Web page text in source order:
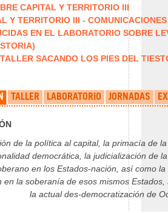
CAPITAL Y TERRITORIO III
Y TERRITORIO III - COMUNICACIONES
EN EL LABORATORIO SOBRE
SACANDO LOS PIES DEL
TALLER LABORATORIO JORNADAS
de la política al capital, la primacía de
democrática, la judicialización de
en los Estados-nación, así como
en la soberanía de esos mismos
la actual des-democratización de